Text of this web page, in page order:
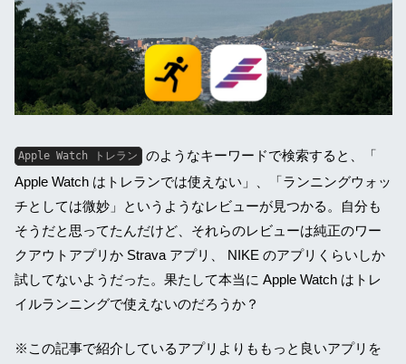
Apple Watch トレラン
のようなキーワードで検索すると、「
Apple Watch はトレランでは使えない」、「ランニングウォッ
チとしては微妙」というようなレビューが見つかる。自分も
そうだと思ってたんだけど、それらのレビューは純正のワー
クアウトアプリか Strava アプリ、 NIKE のアプリくらいしか
試してないようだった。果たして本当に Apple Watch はトレ
イルランニングで使えないのだろうか？
※この記事で紹介しているアプリよりももっと良いアプリを